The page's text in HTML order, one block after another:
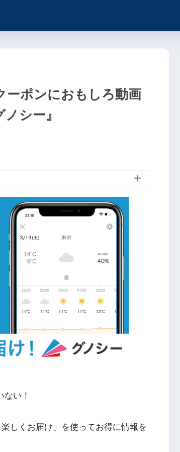
ーポンにおもしろ動画
シー』
い！
しくお届け」を使ってお得に情報を